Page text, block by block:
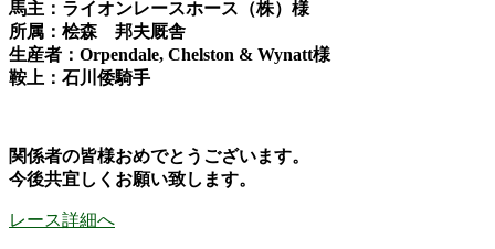
馬主：ライオンレースホース（株）様
所属：桧森 邦夫厩舎
生産者：Orpendale, Chelston & Wynatt様
鞍上：石川倭騎手
関係者の皆様おめでとうございます。
今後共宜しくお願い致します。
レース詳細へ